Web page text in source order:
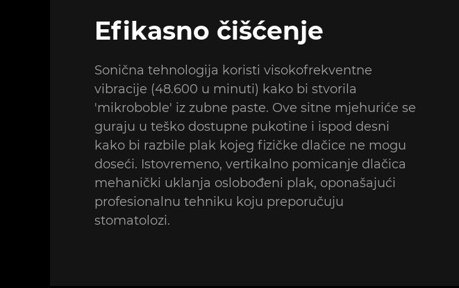
Efikasno čišćenje
Sonična tehnologija koristi visokofrekventne
vibracije (48.600 u minuti) kako bi stvorila
'mikroboble' iz zubne paste. Ove sitne mjehuriće se
guraju u teško dostupne pukotine i ispod desni
kako bi razbile plak kojeg fizičke dlačice ne mogu
doseći. Istovremeno, vertikalno pomicanje dlačica
mehanički uklanja oslobođeni plak, oponašajući
profesionalnu tehniku koju preporučuju
stomatolozi.